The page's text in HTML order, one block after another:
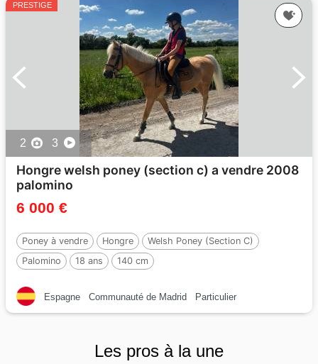
PRESTIGE
2 3
Hongre welsh poney (section c) a vendre 2008
palomino
6 000 €
Poney à vendre Hongre
Welsh Poney (Section C)
Palomino
18 ans 140 cm
Espagne Communauté de Madrid Particulier
Les pros à la une